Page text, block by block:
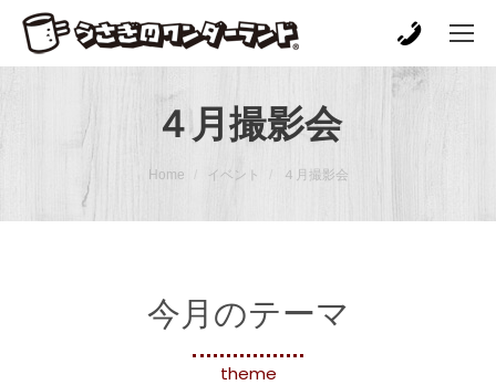
４月撮影会
Home イベント ４月撮影会
今月のテーマ
theme